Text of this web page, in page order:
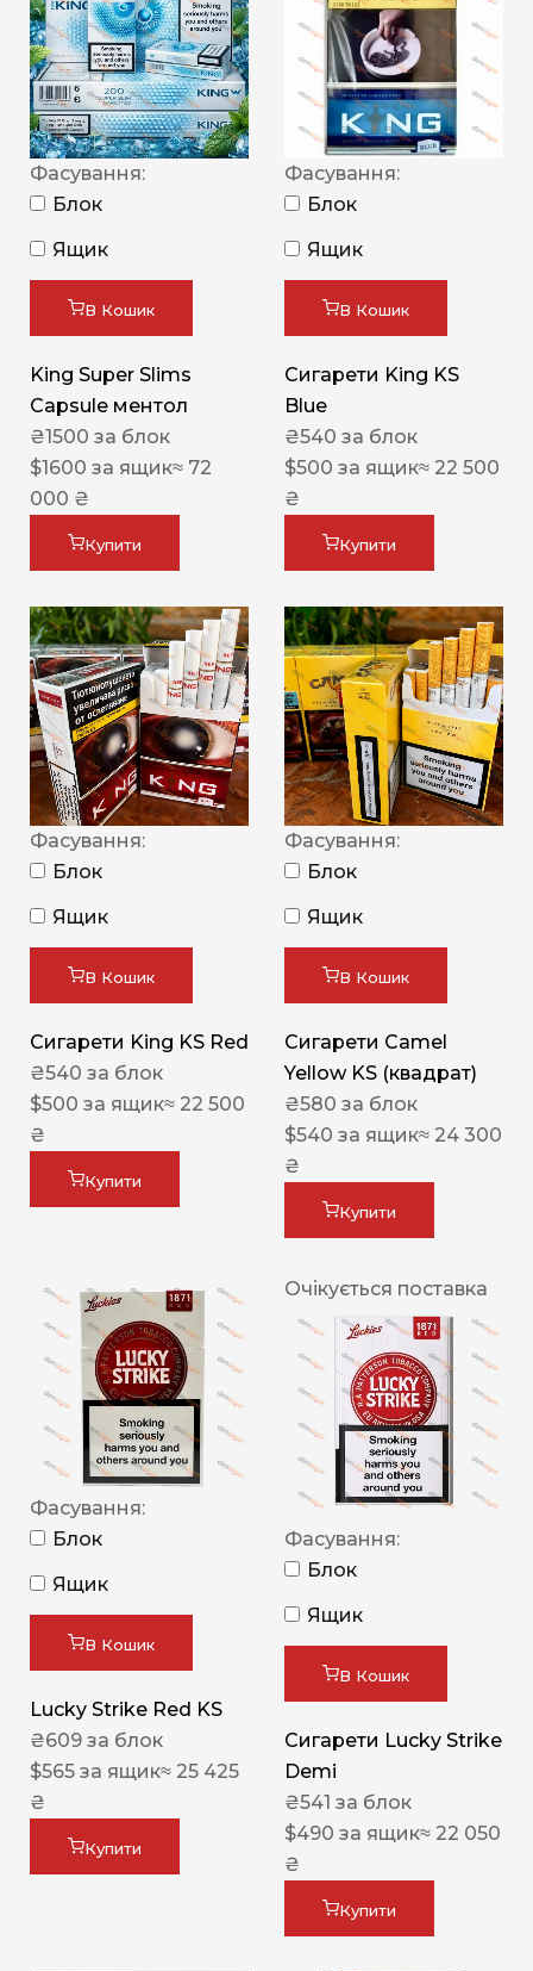
Фасування:
Блок
Ящик
В Кошик
King Super Slims
Capsule ментол
₴1500 за блок
$1600 за ящик≈ 72
000 ₴
Купити
Фасування:
Блок
Ящик
В Кошик
Сигарети King KS
Blue
₴540 за блок
$500 за ящик≈ 22 500
₴
Купити
Фасування:
Блок
Ящик
В Кошик
Сигарети King KS Red
₴540 за блок
$500 за ящик≈ 22 500
₴
Купити
Фасування:
Блок
Ящик
В Кошик
Сигарети Camel
Yellow KS (квадрат)
₴580 за блок
$540 за ящик≈ 24 300
₴
Купити
Фасування:
Блок
Ящик
В Кошик
Lucky Strike Red KS
₴609 за блок
$565 за ящик≈ 25 425
₴
Купити
Очікується поставка
Фасування:
Блок
Ящик
В Кошик
Сигарети Lucky Strike
Demi
₴541 за блок
$490 за ящик≈ 22 050
₴
Купити